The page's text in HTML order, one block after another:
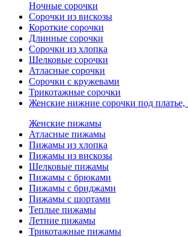
Ночные сорочки
Сорочки из вискозы
Короткие сорочки
Длинные сорочки
Сорочки из хлопка
Шелковые сорочки
Атласные сорочки
Сорочки с кружевами
Трикотажные сорочки
Женские нижние сорочки под
Женские пижамы
Атласные пижамы
Пижамы из хлопка
Пижамы из вискозы
Шелковые пижамы
Пижамы с брюками
Пижамы с бриджами
Пижамы с шортами
Теплые пижамы
Летние пижамы
Трикотажные пижамы